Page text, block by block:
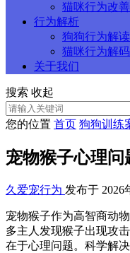
猫咪行为改
行为解析
狗狗行为解读
猫咪行为解码
关于我们
搜索 收起
您的位置 首页 狗狗训练
宠物猴子心理
久爱宠行为 发布于 2026
宠物猴子作为高智商动
多主人发现猴子出现攻
在于心理问题。科学解